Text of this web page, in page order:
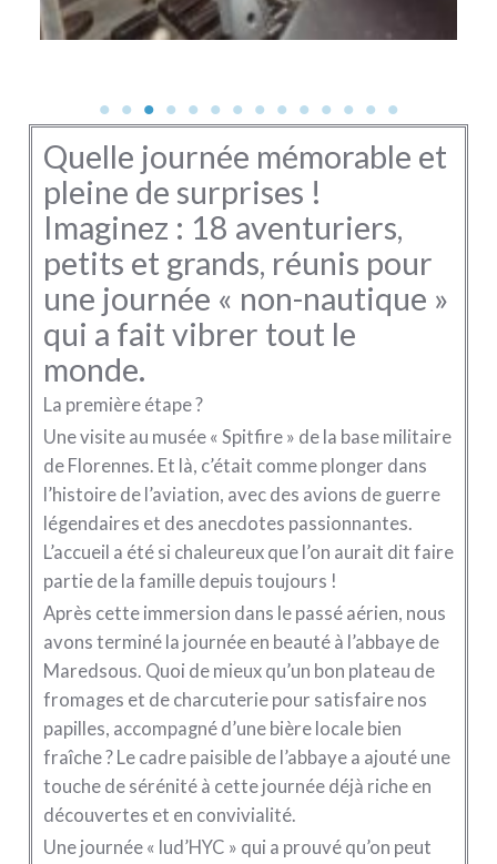
Quelle journée mémorable et
pleine de surprises !
Imaginez : 18 aventuriers,
petits et grands, réunis pour
une journée « non-nautique »
qui a fait vibrer tout le
monde.
La première étape ?
Une visite au musée « Spitfire » de la base militaire
de Florennes. Et là, c’était comme plonger dans
l’histoire de l’aviation, avec des avions de guerre
légendaires et des anecdotes passionnantes.
L’accueil a été si chaleureux que l’on aurait dit faire
partie de la famille depuis toujours !
Après cette immersion dans le passé aérien, nous
avons terminé la journée en beauté à l’abbaye de
Maredsous. Quoi de mieux qu’un bon plateau de
fromages et de charcuterie pour satisfaire nos
papilles, accompagné d’une bière locale bien
fraîche ? Le cadre paisible de l’abbaye a ajouté une
touche de sérénité à cette journée déjà riche en
découvertes et en convivialité.
Une journée « lud’HYC » qui a prouvé qu’on peut